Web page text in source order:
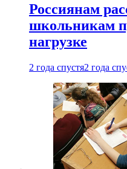
Россиянам
школьникам
нагрузке
2 года спустя2 года